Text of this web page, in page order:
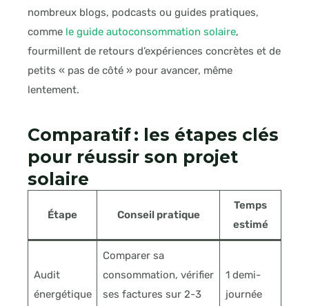
nombreux blogs, podcasts ou guides pratiques,
comme le guide autoconsommation solaire,
fourmillent de retours d’expériences concrètes et de
petits « pas de côté » pour avancer, même
lentement.
Comparatif : les étapes clés
pour réussir son projet
solaire
Étape Conseil pratique
Temps
estimé
Audit
énergétique
Comparer sa
consommation, vérifier
ses factures sur 2-3
1 demi-
journée